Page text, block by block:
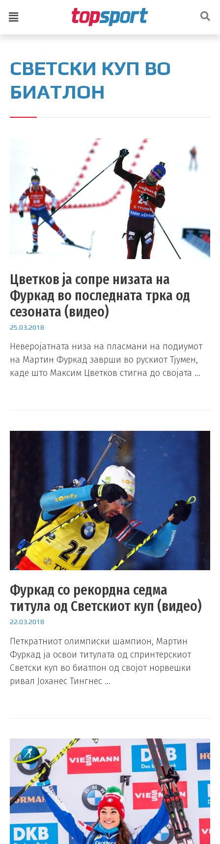
СВЕТСКИ КУП ВО
БИАТЛОН
Цветков ја сопре низата на
Фуркад во последната трка од
сезоната (видео)
25.03.2018
Неверојатната низа на пласмани на подиумот
на Мартин Фуркад заврши во рускиот Тјумен,
каде што Максим Цветков стигна до својата …
Фуркад со рекордна седма
титула од Светскиот куп (видео)
22.03.2018
Петкратниот олимписки шампион, Мартин
Фуркад ја освои титулата од спринтерскиот
Светски куп во биатлон од својот норвешки
ривал Јоханес Тингнес …